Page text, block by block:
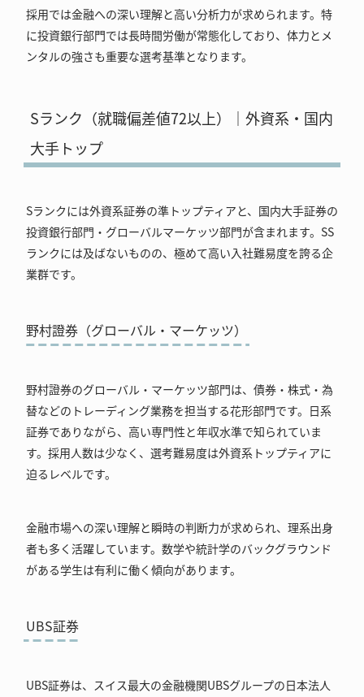
採用では金融への深い理解と高い分析力が求められます。特
に投資銀行部門では長時間労働が常態化しており、体力とメ
ンタルの強さも重要な選考基準となります。
Sランク（就職偏差値72以上）｜外資系・国内
大手トップ
Sランクには外資系証券の準トップティアと、国内大手証券の
投資銀行部門・グローバルマーケッツ部門が含まれます。SS
ランクには及ばないものの、極めて高い入社難易度を誇る企
業群です。
野村證券（グローバル・マーケッツ）
野村證券のグローバル・マーケッツ部門は、債券・株式・為
替などのトレーディング業務を担当する花形部門です。日系
証券でありながら、高い専門性と年収水準で知られていま
す。採用人数は少なく、選考難易度は外資系トップティアに
迫るレベルです。
金融市場への深い理解と瞬時の判断力が求められ、理系出身
者も多く活躍しています。数学や統計学のバックグラウンド
がある学生は有利に働く傾向があります。
UBS証券
UBS証券は、スイス最大の金融機関UBSグループの日本法人